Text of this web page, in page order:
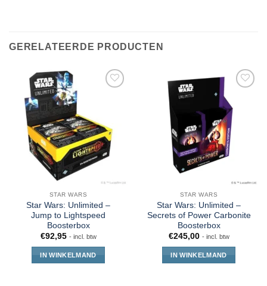
GERELATEERDE PRODUCTEN
STAR WARS
Star Wars: Unlimited –
Jump to Lightspeed
Boosterbox
€92,95 - incl. btw
IN WINKELMAND
STAR WARS
Star Wars: Unlimited –
Secrets of Power Carbonite
Boosterbox
€245,00 - incl. btw
IN WINKELMAND